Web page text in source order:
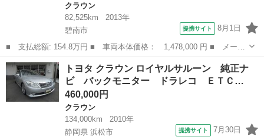
クラウン
82,525km
2013年
碧南市
提携サイト 8月1日
■ 支払総額: 154.8万円 ■ 車両本体価格： 1,478,000 円 ■ メーカ
ー名： トヨタ ■ 車種名： クラウンハイブリッド ■ グレード
名： ロイヤルサルーン 禁煙車／ベージュ本革シート／第三者機関
保証１年付...
愛知 碧南市 クラウン
トヨタ クラウン ロイヤルサルーン 純正ナ
ビ バックモニター ドラレコ ＥＴＣ…
460,000円
クラウン
134,000km
2010年
静岡県 浜松市
提携サイト 7月30日